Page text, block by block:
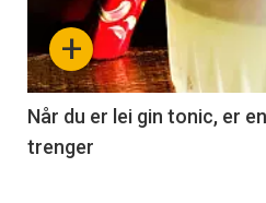
nå
-
2
+
Når du er lei gin tonic, er
trenger